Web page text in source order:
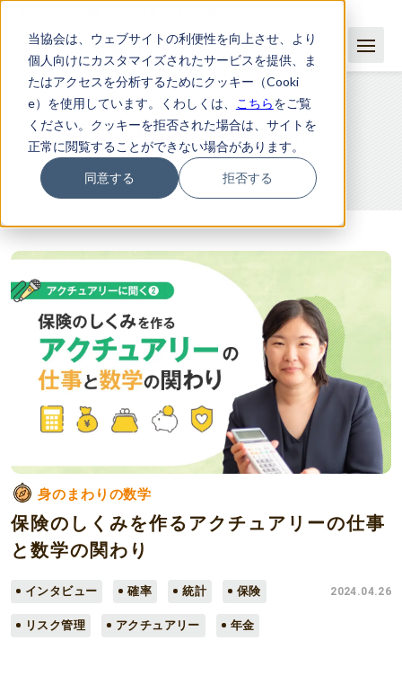
当協会は、ウェブサイトの利便性を向上させ、より
個人向けにカスタマイズされたサービスを提供、ま
たはアクセスを分析するためにクッキー（Cooki
e）を使用しています。くわしくは、
こちらをご覧
ください。クッキーを拒否された場合は、サイトを
正常に閲覧することができない場合があります。
同意する 拒否する
年金の検索結果
身のまわりの数学
保険のしくみを作るアクチュアリーの仕事
と数学の関わり
インタビュー 確率 統計 保険
リスク管理 アクチュアリー 年金
2024.04.26